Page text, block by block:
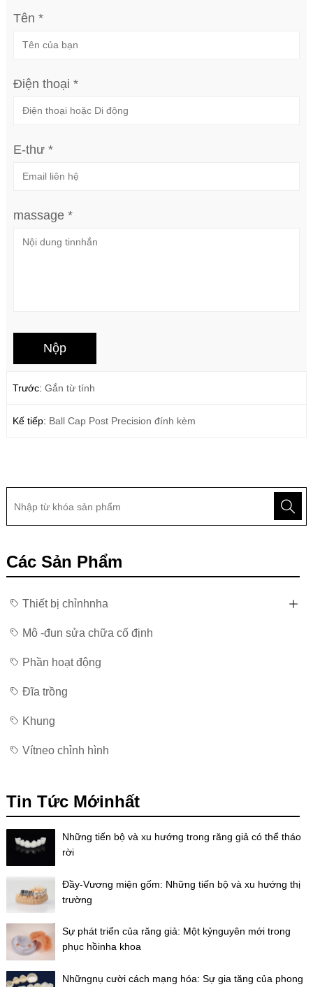
Tên *
Điện thoại *
E-thư *
massage *
Trước: Gắn từ tính
Kế tiếp: Ball Cap Post Precision đính kèm
Các Sản Phẩm
Thiết bị chỉnhnha
Mô -đun sửa chữa cố định
Phần hoạt động
Đĩa trồng
Khung
Vítneo chỉnh hình
Tin Tức Mớinhất
Những tiến bộ và xu hướng trong răng giả có thể tháo
rời
Đầy-Vương miện gốm: Những tiến bộ và xu hướng thị
trường
Sự phát triển của răng giả: Một kỷnguyên mới trong
phục hồinha khoa
Nhữngnụ cười cách mạng hóa: Sự gia tăng của phong